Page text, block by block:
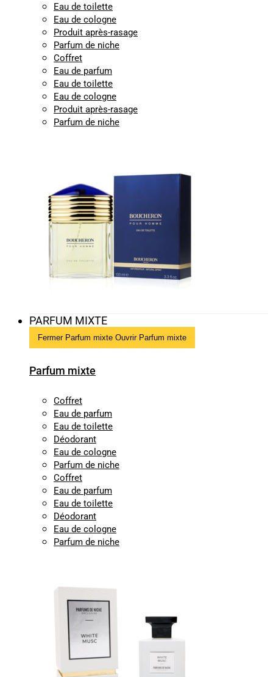
Eau de toilette
Eau de cologne
Produit après-rasage
Parfum de niche
Coffret
Eau de parfum
Eau de toilette
Eau de cologne
Produit après-rasage
Parfum de niche
PARFUM MIXTE
Fermer Parfum mixte Ouvrir Parfum mixte
Parfum mixte
Coffret
Eau de parfum
Eau de toilette
Déodorant
Eau de cologne
Parfum de niche
Coffret
Eau de parfum
Eau de toilette
Déodorant
Eau de cologne
Parfum de niche